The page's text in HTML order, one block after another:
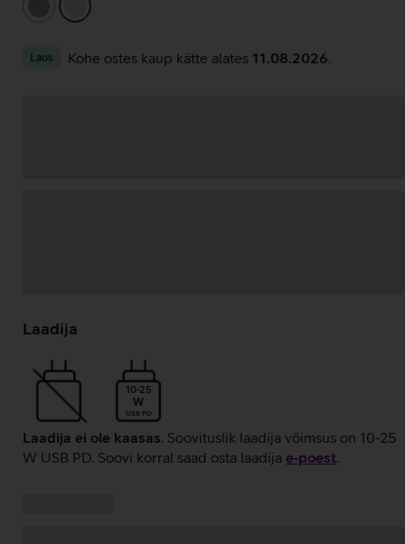
hall
hõbedane
Laos Kohe ostes kaup kätte alates 11.08.2026
laadimine
Laadija
10-25
W
USB PD
Laadija ei ole kaasas. Soovituslik laadija võimsus on 10-25
W USB PD. Soovi korral saad osta laadija e‑poest.